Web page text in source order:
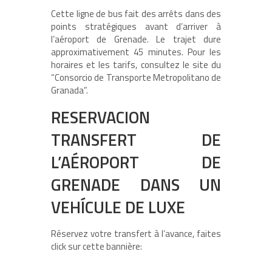
Cette ligne de bus fait des arrêts dans des
points stratégiques avant d’arriver à
l’aéroport de Grenade. Le trajet dure
approximativement 45 minutes. Pour les
horaires et les tarifs, consultez le site du
“Consorcio de Transporte Metropolitano de
Granada”.
RESERVACION
TRANSFERT DE
L’AÉROPORT DE
GRENADE DANS UN
VEHÍCULE DE LUXE
Réservez votre transfert à l’avance, faites
click sur cette bannière: